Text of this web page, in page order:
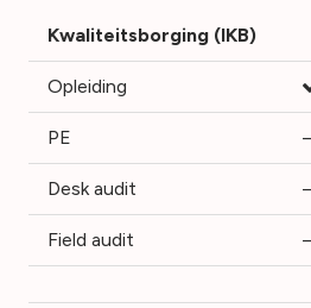
Kwaliteitsborging (IKB)
Opleiding
PE
Desk audit
Field audit